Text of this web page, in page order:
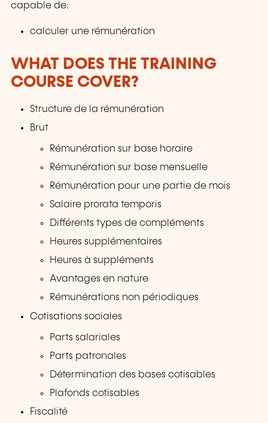
capable de:
calculer une rémunération
WHAT DOES THE TRAINING
COURSE COVER?
Structure de la rémunération
Brut
Rémunération sur base horaire
Rémunération sur base mensuelle
Rémunération pour une partie de mois
Salaire prorata temporis
Différents types de compléments
Heures supplémentaires
Heures à suppléments
Avantages en nature
Rémunérations non périodiques
Cotisations sociales
Parts salariales
Parts patronales
Détermination des bases cotisables
Plafonds cotisables
Fiscalité